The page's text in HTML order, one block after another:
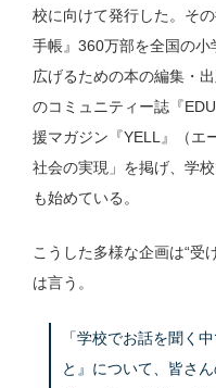
校に向けて発行した。そ
手帳』360万部を全国の
広げるための本の編集・
のコミュニティー誌『
援マガジン『YELL』（エ
社会の実現」を掲げ、学
も始めている。
こうした多様な企画は“受
は言う。
「学校でお話を聞く
と』について、皆さ